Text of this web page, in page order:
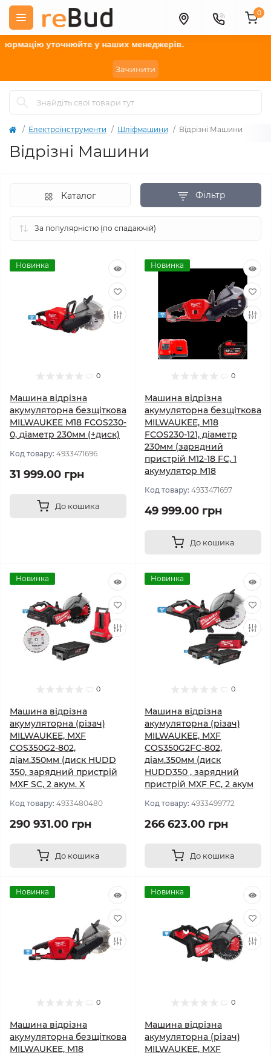
уточнюйтеу наших менеджерів.
Зачинити
0
Електроінструменти Шліфмашини Відрізні Машини
Відрізні Машини
Фільтр
Каталог
Новинка
0
Машина відрізна
акумуляторна безщіткова
MILWAUKEE M18 FCOS230-
0, діаметр 230мм (+диск)
Код товару: 4933471696
31 999.00 грн
До кошика
Новинка
0
Машина відрізна
акумуляторна безщіткова
MILWAUKEE, M18
FCOS230-121, діаметр
230мм (зарядний
пристрій М12-18 FC, 1
акумулятор М18
Код товару: 4933471697
49 999.00 грн
До кошика
Новинка
0
Машина відрізна
акумуляторна (різач)
MILWAUKEE, MXF
COS350G2-802,
діам.350мм (диск HUDD
350, зарядний пристрій
MXF SC, 2 акум. X
Код товару: 4933480480
290 931.00 грн
До кошика
Новинка
0
Машина відрізна
акумуляторна (різач)
MILWAUKEE, MXF
COS350G2FC-802,
діам.350мм (диск
HUDD350 , зарядний
пристрій MXF FC, 2 акум
Код товару: 4933499772
266 623.00 грн
До кошика
Новинка
0
Машина відрізна
акумуляторна безщіткова
MILWAUKEE, M18
Новинка
0
Машина відрізна
акумуляторна (різач)
MILWAUKEE, MXF